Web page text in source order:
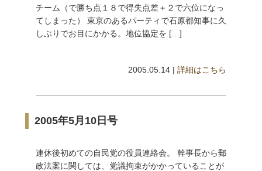
チーム（で勝ち点１８で得失点差＋２で六位になっ
てしまった） 東京のあるパーティで石原都知事に久
しぶりでお目にかかる。地位協定を […]
2005.05.14 |詳細はこちら
2005年5月10日号
連休後初めての自民党の役員連絡会。 幹事長から郵
政法案に関しては、党議拘束がかかっていることが